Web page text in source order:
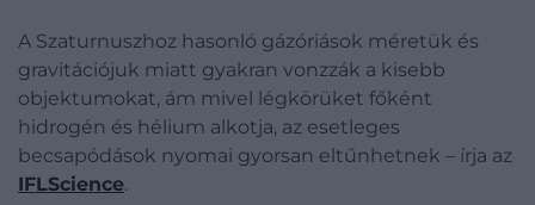
A Szaturnuszhoz hasonló gázóriások méretük és
gravitációjuk miatt gyakran vonzzák a kisebb
objektumokat, ám mivel légkörüket főként
hidrogén és hélium alkotja, az esetleges
becsapódások nyomai gyorsan eltűnhetnek – írja az
IFLScience.